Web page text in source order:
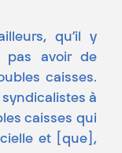
qu’il y
pas avoir de
caisses.
à
caisses qui
et [que],